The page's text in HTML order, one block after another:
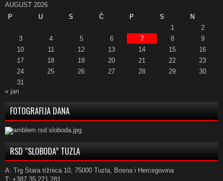
AUGUST 2026
P
U S Č P S
N
1
2
3
4 5 6 7 8
9
10
11 12 13 14 15
16
17
18 19 20 21 22
23
24
25 26 27 28 29
30
31
« jan
FOTOGRAFIJA DANA
RSD “SLOBODA” TUZLA
A: Trg Stara tržnica 10, 75000 Tuzla, Bosna i Hercegovina
T: +387 35 271 281